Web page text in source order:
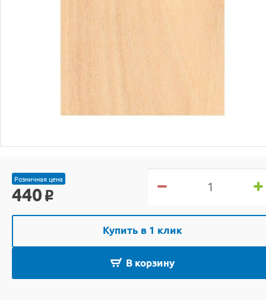
Розничная цена
440 o
Купить в 1 клик
В корзину